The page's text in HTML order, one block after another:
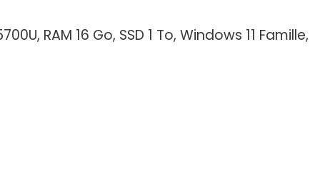
RAM 16 Go, SSD 1 To, Windows 11 Famille,